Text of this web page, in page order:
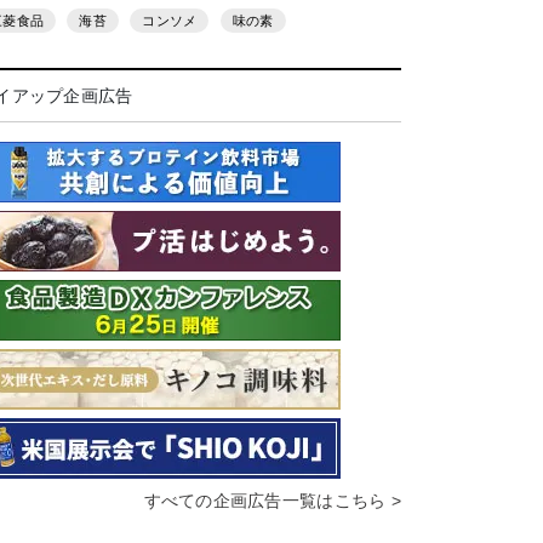
菱食品 海苔 コンソメ 味の素
アップ企画広告
すべての企画広告一覧はこちら >